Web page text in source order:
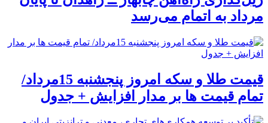
مرداد به اتمام می‌رسد
قیمت طلا و سکه امروز پنجشنبه 15مرداد/
تمام قیمت ها بر مدار افزایش + جدول